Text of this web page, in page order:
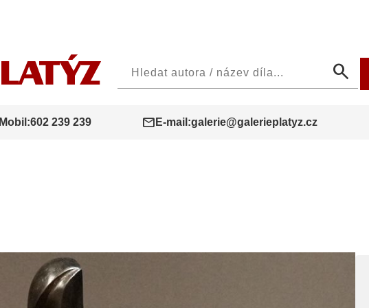
search
Mobil:602 239 239 mail E-mail:galerie@galerieplatyz.cz